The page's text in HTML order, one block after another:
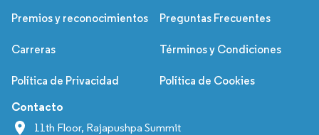
Premios y reconocimientos Preguntas Frecuentes
Carreras Términos y Condiciones
Política de Privacidad Política de Cookies
Contacto
11th Floor, Rajapushpa Summit